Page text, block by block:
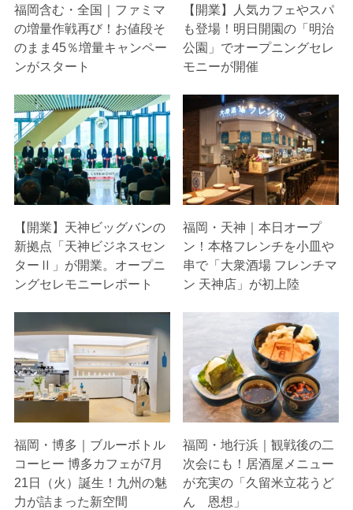
福岡含む・全国｜ファミマ
の増量作戦再び！お値段そ
のまま45％増量キャンペー
ンがスタート
【開業】人気カフェやスパ
も登場！明日開園の「明治
公園」でオープニングセレ
モニーが開催
【開業】天神ビッグバンの
新拠点「天神ビジネスセン
ターⅡ」が開業。オープニ
ングセレモニーレポート
福岡・天神｜本日オープ
ン！本格フレンチを小皿や
串で「大衆酒場 フレンチマ
ン 天神店」が初上陸
福岡・博多｜ブルーボトル
コーヒー 博多カフェが7月
21日（火）誕生！九州の魅
力が詰まった新空間
福岡・地行浜｜観戦後の二
次会にも！居酒屋メニュー
が充実の「久留米立花うど
ん 恩想」